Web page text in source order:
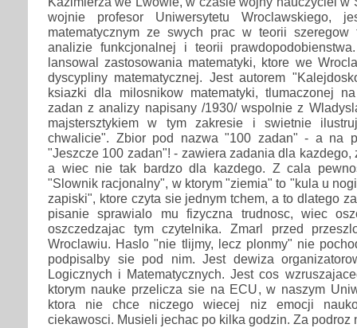
wojnie profesor Uniwersytetu Wroclawskiego,
matematycznym ze swych prac w teorii szeregow
analizie funkcjonalnej i teorii
lansowal zastosowania matematyki, ktore we
dyscypliny matematycznej. Jest autorem
ksiazki dla milosnikow matematyki, tlumaczonej
zadan z analizy napisany /1930/ wspolnie z
majstersztykiem w tym zakresie i swietnie
chwalicie". Zbior pod nazwa "100 zadan" - a na
"Jeszcze 100 zadan"! - zawiera zadania dla kazdego,
a wiec nie tak bardzo dla kazdego. Z cala
"Slownik racjonalny", w ktorym "ziemia" to "kula u
zapiski", ktore czyta sie jednym tchem, a to dlatego
pisanie sprawialo mu fizyczna trudnosc, wiec
oszczedzajac tym czytelnika. Zmarl przed
Wroclawiu. Haslo "nie tlijmy, lecz plonmy" nie
podpisalby sie pod nim. Jest dewiza
Logicznych i Matematycznych. Jest cos
ktorym nauke przelicza sie na ECU, w naszym
ktora nie chce niczego wiecej niz emocji
ciekawosci. Musieli jechac po kilka godzin. Za podroz